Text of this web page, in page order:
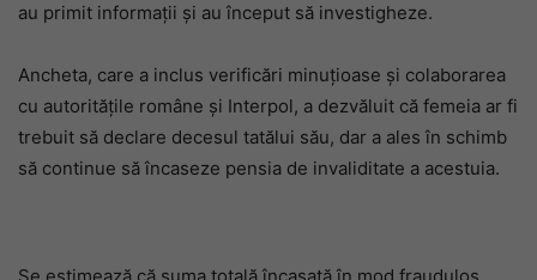
au primit informații și au început să investigheze.
Ancheta, care a inclus verificări minuțioase și colaborarea
cu autoritățile române și Interpol, a dezvăluit că femeia ar fi
trebuit să declare decesul tatălui său, dar a ales în schimb
să continue să încaseze pensia de invaliditate a acestuia.